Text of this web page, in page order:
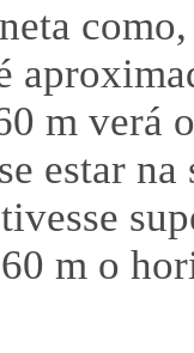
m verá
estar
m o